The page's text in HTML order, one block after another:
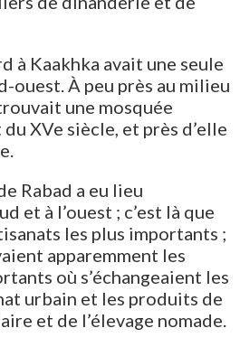
à Kaakhka avait une seule
ouest. À peu près au milieu
une mosquée
XVe siècle, et près d’elle
Rabad a eu lieu
et à l’ouest ; c’est là que
les plus importants ;
apparemment les
où s’échangeaient les
urbain et les produits de
et de l’élevage nomade.